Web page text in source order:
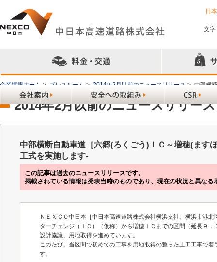
日
文字
企業情報ホーム > プレスルーム > 2014年2月以前のニュースリリース > 中部横
2014年2月以前のニュースリリース
中部横断自動車道［六郷(ろくごう)ＩＣ～増穂(ます
工式を実施します-
この記事は過去のニュースリリースです。
掲載されている情報は発表当時のものであり、現在の状況と異なる
ＮＥＸＣＯ中日本［中日本高速道路株式会社横浜支社、横浜市港
ターチェンジ（ＩＣ）（仮称）から増穂ＩＣまでの区間（延長９
設計協議、用地取得を進めています。
このたび、当区間で初めての工事を用地取得の整った土工工事で
す。